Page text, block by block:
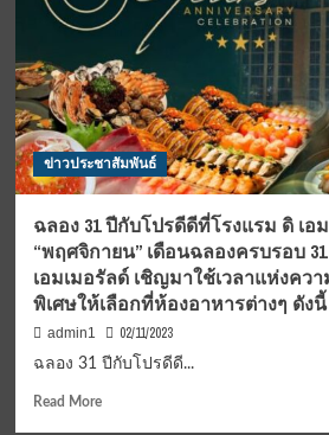
เที่ยว
สร้างสรรค์
Creative
tourism
festivalภาย
ใต้
โครงการ
ยก
ระดับ
พัฒนา
ด้าน
การ
ท่อง
สูง
ข่าวประชาสัมพันธ์
ฉลอง 31 ปีกับโปรดีดีที่โรงแรม ดิ เอ
“พฤศจิกายน” เดือนฉลองครบรอบ
เอมเมอรัลด์ เชิญมาใช้เวลาแห่งค
พิเศษให้เลือกที่ห้องอาหารต่างๆ ดังนี้
admin1 02/11/2023
ฉลอง 31 ปีกับโปรดีดี...
Read MoreRead